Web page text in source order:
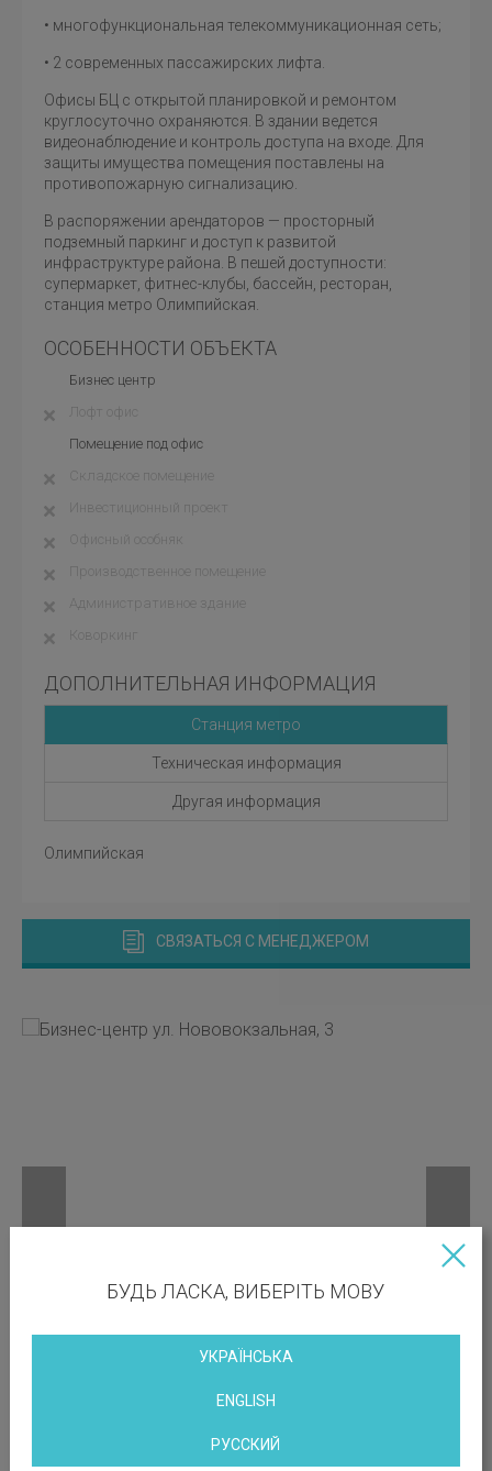
• многофункциональная телекоммуникационная сеть;
• 2 современных пассажирских лифта.
Офисы БЦ с открытой планировкой и ремонтом
круглосуточно охраняются. В здании ведется
видеонаблюдение и контроль доступа на входе. Для
защиты имущества помещения поставлены на
противопожарную сигнализацию.
В распоряжении арендаторов — просторный
подземный паркинг и доступ к развитой
инфраструктуре района. В пешей доступности:
супермаркет, фитнес-клубы, бассейн, ресторан,
станция метро Олимпийская.
ОСОБЕННОСТИ ОБЪЕКТА
Бизнес центр
Лофт офис
Помещение под офис
Складское помещение
Инвестиционный проект
Офисный особняк
Производственное помещение
Административное здание
Коворкинг
ДОПОЛНИТЕЛЬНАЯ ИНФОРМАЦИЯ
Станция метро
Техническая информация
Другая информация
Олимпийская
СВЯЗАТЬСЯ С МЕНЕДЖЕРОМ
БУДЬ ЛАСКА, ВИБЕРІТЬ МОВУ
УКРАЇНСЬКА
ENGLISH
РУССКИЙ